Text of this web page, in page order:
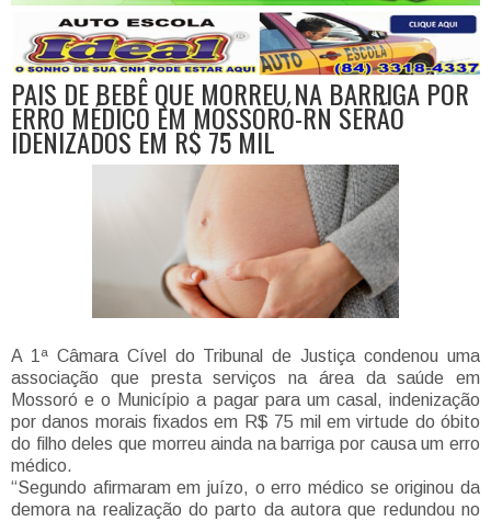
PAIS DE BEBÊ QUE MORREU NA BARRIGA POR
ERRO MÉDICO EM MOSSORÓ-RN SERÃO
IDENIZADOS EM R$ 75 MIL
A 1ª Câmara Cível do Tribunal de Justiça condenou uma
associação que presta serviços na área da saúde em
Mossoró e o Município a pagar para um casal, indenização
por danos morais fixados em R$ 75 mil em virtude do óbito
do filho deles que morreu ainda na barriga por causa um erro
médico.
“Segundo afirmaram em juízo, o erro médico se originou da
demora na realização do parto da autora que redundou no